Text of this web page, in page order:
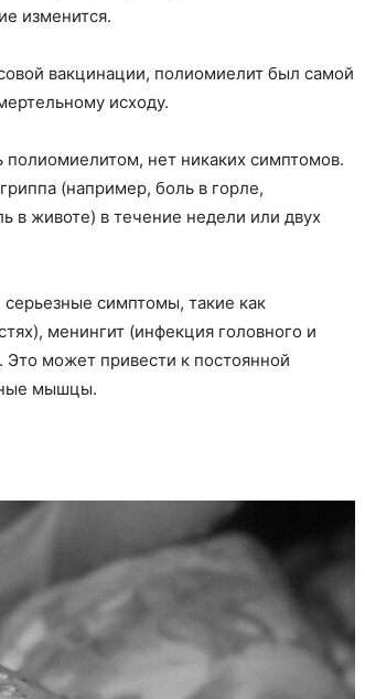
изменится.
вакцинации, полиомиелит был самой
исходу.
полиомиелитом, нет никаких симптомов.
(например, боль в горле,
в животе) в течение недели или двух
симптомы, такие как
менингит (инфекция головного и
Это может привести к постоянной
мышцы.